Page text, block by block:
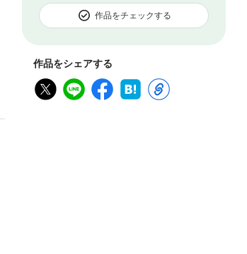
作品をチェックする
作品をシェアする